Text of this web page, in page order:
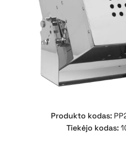
Produkto kodas:
Tiekėjo kodas: